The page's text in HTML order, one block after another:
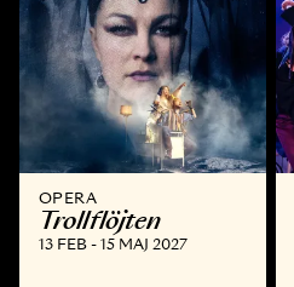
OPERA
Trollflöjten
13 FEB - 15 MAJ 2027